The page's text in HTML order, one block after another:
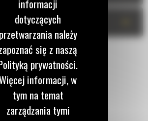
W KONTAKCIE
informacji
dotyczących
przetwarzania należy
się z naszą
prywatności.
informacji, w
tym na temat
zarządzania tymi